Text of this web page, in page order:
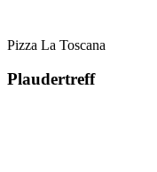
Pizza La Toscana
Plaudertreff